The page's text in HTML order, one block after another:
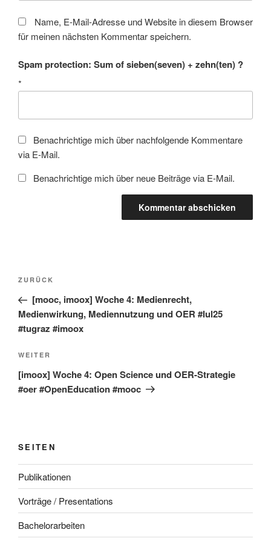
Name, E-Mail-Adresse und Website in diesem Browser
für meinen nächsten Kommentar speichern.
Spam protection: Sum of sieben(seven) + zehn(ten) ?
*
Benachrichtige mich über nachfolgende Kommentare
via E-Mail.
Benachrichtige mich über neue Beiträge via E-Mail.
Beitragsnavigation
Vorheriger
Beitrag
ZURÜCK
[mooc, imoox] Woche 4: Medienrecht,
Medienwirkung, Mediennutzung und OER #lul25
#tugraz #imoox
Nächster
Beitrag
WEITER
[imoox] Woche 4: Open Science und OER-Strategie
#oer #OpenEducation #mooc
SEITEN
Publikationen
Vorträge / Presentations
Bachelorarbeiten